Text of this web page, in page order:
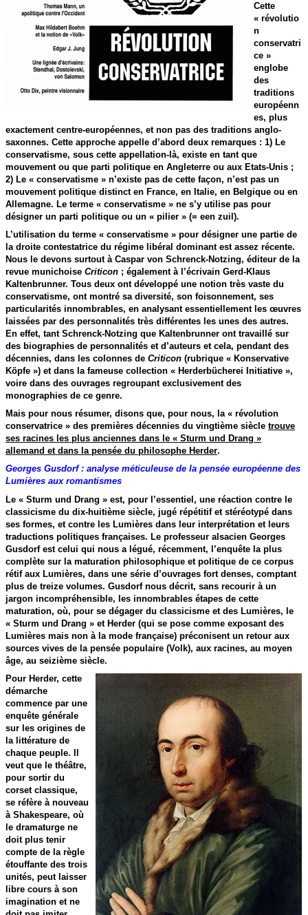
Cette
« révolutio
n
conservatri
ce »
englobe
des
traditions
européenn
es, plus
exactement centre-européennes, et non pas des traditions anglo-
saxonnes. Cette approche appelle d’abord deux remarques : 1) Le
conservatisme, sous cette appellation-là, existe en tant que
mouvement ou que parti politique en Angleterre ou aux Etats-Unis ;
2) Le « conservatisme » n’existe pas de cette façon, n’est pas un
mouvement politique distinct en France, en Italie, en Belgique ou en
Allemagne. Le terme « conservatisme » ne s’y utilise pas pour
désigner un parti politique ou un « pilier » (= een zuil).
L’utilisation du terme « conservatisme » pour désigner une partie de
la droite contestatrice du régime libéral dominant est assez récente.
Nous le devons surtout à Caspar von Schrenck-Notzing, éditeur de la
revue munichoiseCriticon ; également à l’écrivain Gerd-Klaus
Kaltenbrunner. Tous deux ont développé une notion très vaste du
conservatisme, ont montré sa diversité, son foisonnement, ses
particularités innombrables, en analysant essentiellement les œuvres
laissées par des personnalités très différentes les unes des autres.
En effet, tant Schrenck-Notzing que Kaltenbrunner ont travaillé sur
des biographies de personnalités et d’auteurs et cela, pendant des
décennies, dans les colonnes deCriticon (rubrique « Konservative
Köpfe ») et dans la fameuse collection « Herderbücherei Initiative »,
voire dans des ouvrages regroupant exclusivement des
monographies de ce genre.
Mais pour nous résumer, disons que, pour nous, la « révolution
conservatrice » des premières décennies du vingtième siècletrouve
ses racines les plus anciennes dans le « Sturm und Drang »
allemand et dans la pensée du philosophe Herder.
Georges Gusdorf : analyse méticuleuse de la pensée européenne des
Lumières aux romantismes
Le « Sturm und Drang » est, pour l’essentiel, une réaction contre le
classicisme du dix-huitième siècle, jugé répétitif et stéréotypé dans
ses formes, et contre les Lumières dans leur interprétation et leurs
traductions politiques françaises. Le professeur alsacien Georges
Gusdorf est celui qui nous a légué, récemment, l’enquête la plus
complète sur la maturation philosophique et politique de ce corpus
rétif aux Lumières, dans une série d’ouvrages fort denses, comptant
plus de treize volumes. Gusdorf nous décrit, sans recourir à un
jargon incompréhensible, les innombrables étapes de cette
maturation, où, pour se dégager du classicisme et des Lumières, le
« Sturm und Drang » et Herder (qui se pose comme exposant des
Lumières mais non à la mode française) préconisent un retour aux
sources vives de la pensée populaire (Volk), aux racines, au moyen
âge, au seizième siècle.
Pour Herder, cette
démarche
commence par une
enquête générale
sur les origines de
la littérature de
chaque peuple. Il
veut que le théâtre,
pour sortir du
corset classique,
se réfère à nouveau
à Shakespeare, où
le dramaturge ne
doit plus tenir
compte de la règle
étouffante des trois
unités, peut laisser
libre cours à son
imagination et ne